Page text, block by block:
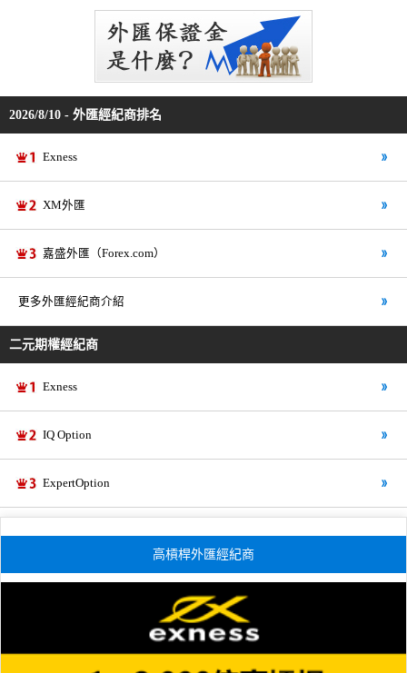
2026/8/10 - 外匯經紀商排名
Exness
XM外匯
嘉盛外匯（Forex.com）
更多外匯經紀商介紹
二元期權經紀商
Exness
IQ Option
ExpertOption
高槓桿外匯經紀商